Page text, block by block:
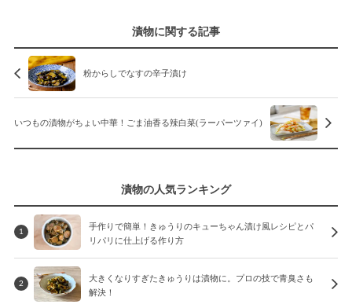
漬物に関する記事
粉からしでなすの辛子漬け
いつもの漬物がちょい中華！ごま油香る辣白菜(ラーパーツァイ)
漬物の人気ランキング
1
手作りで簡単！きゅうりのキューちゃん漬け風レシピとパ
リパリに仕上げる作り方
2
大きくなりすぎたきゅうりは漬物に。プロの技で青臭さも
解決！